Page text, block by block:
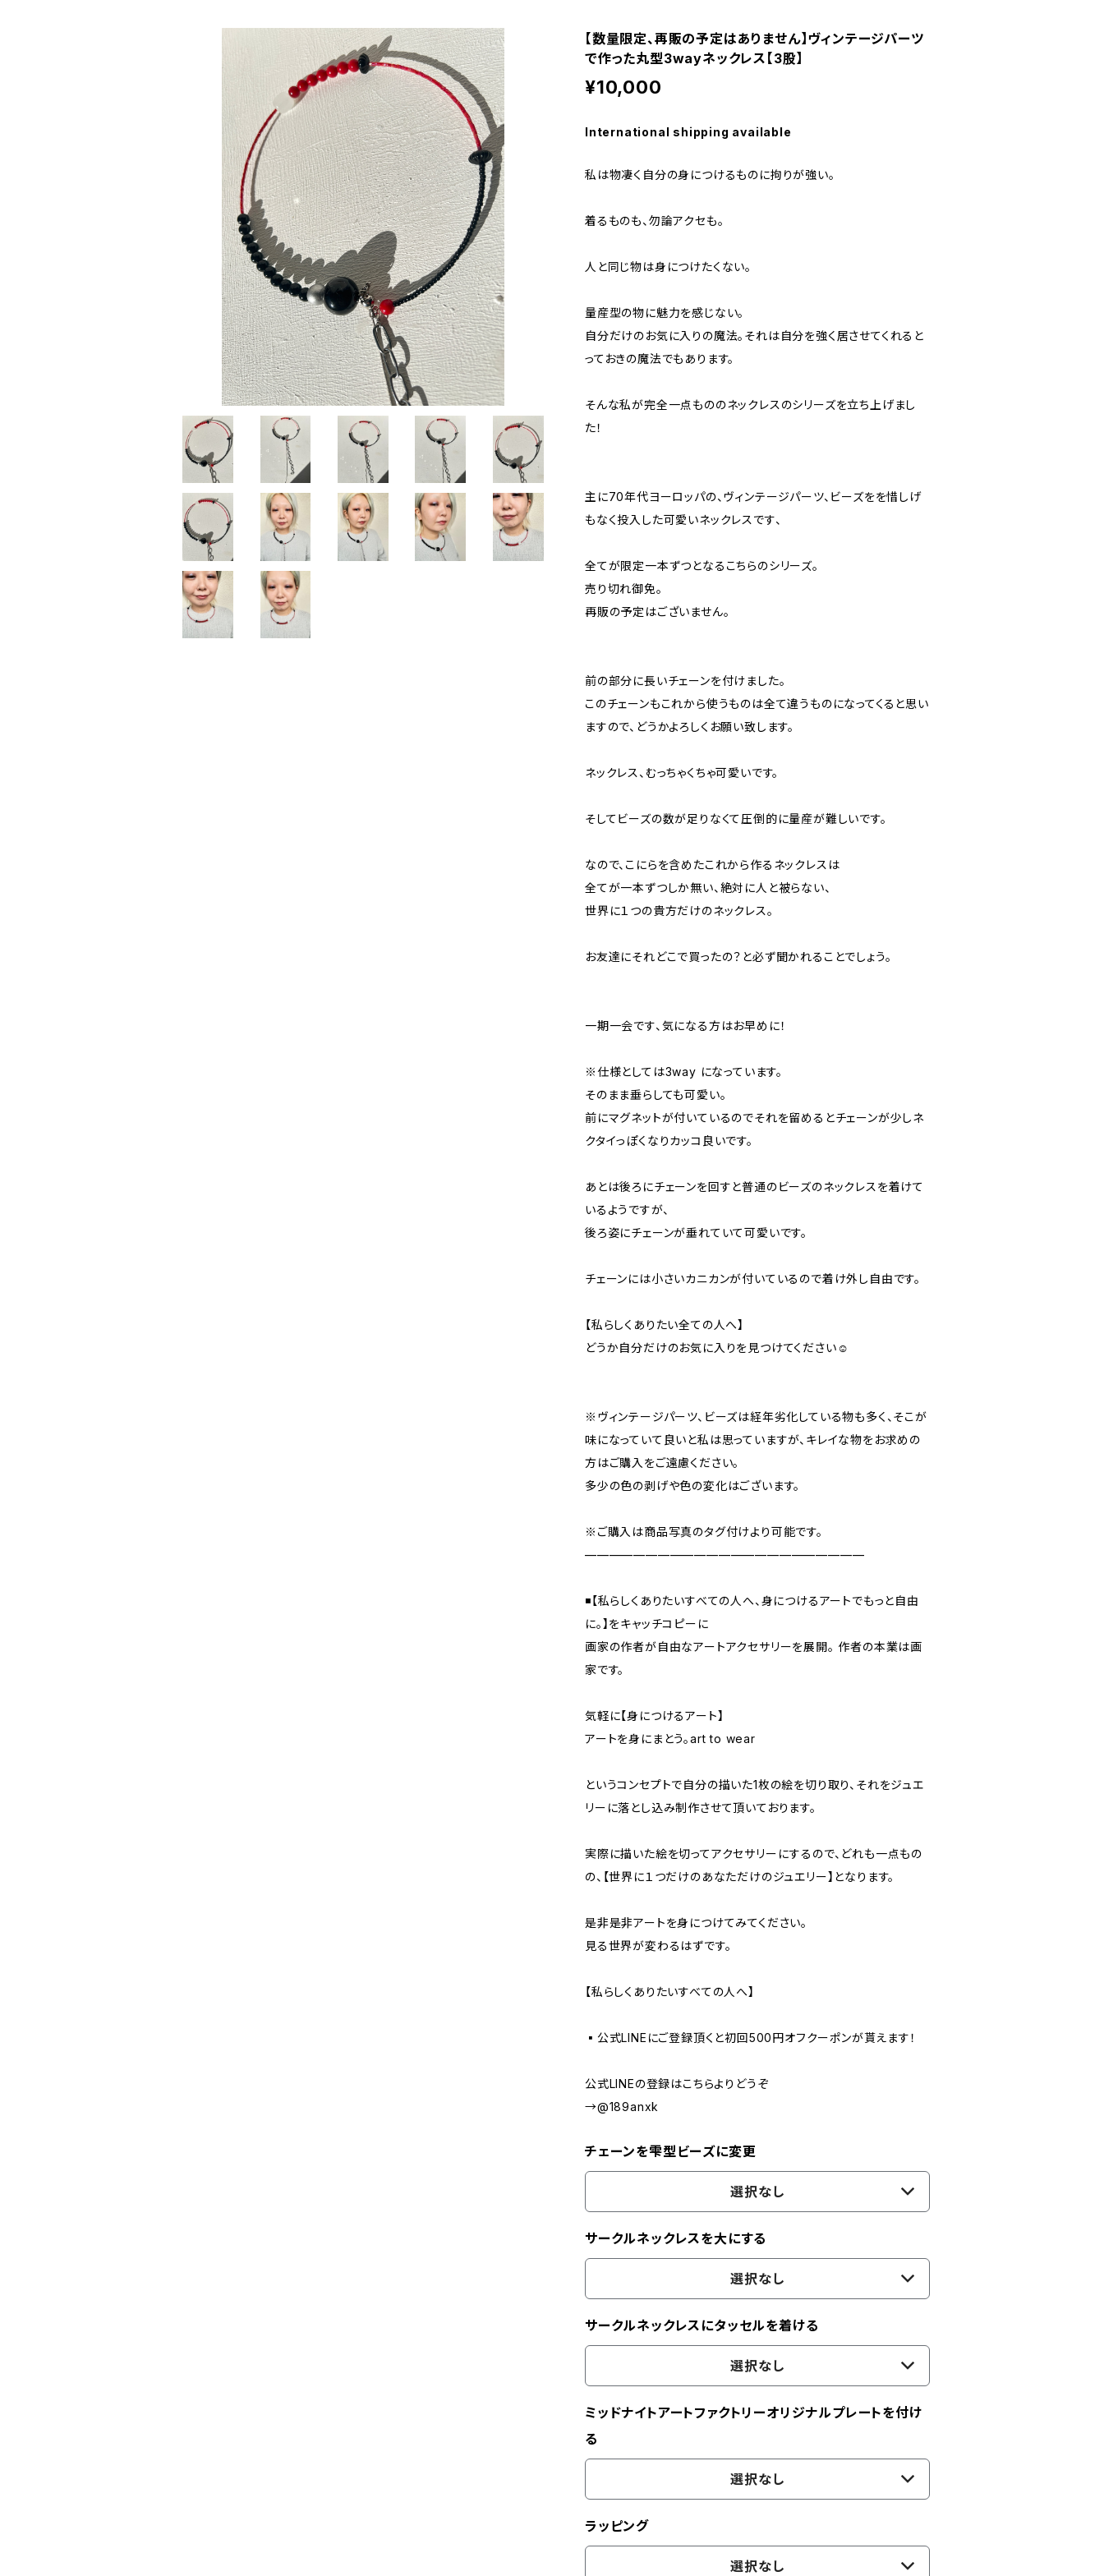
【数量限定、再販の予定はありません】ヴィンテージパーツ
で作った丸型3wayネックレス【3股】
¥10,000
International shipping available
私は物凄く自分の身につけるものに拘りが強い。
着るものも、勿論アクセも。
人と同じ物は身につけたくない。
量産型の物に魅力を感じない。
自分だけのお気に入りの魔法。それは自分を強く居させてくれると
っておきの魔法でもあります。
そんな私が完全一点もののネックレスのシリーズを立ち上げまし
た！
主に70年代ヨーロッパの、ヴィンテージパーツ、ビーズをを惜しげ
もなく投入した可愛いネックレスです、
全てが限定一本ずつとなるこちらのシリーズ。
売り切れ御免。
再販の予定はございません。
前の部分に長いチェーンを付けました。
このチェーンもこれから使うものは全て違うものになってくると思い
ますので、どうかよろしくお願い致します。
ネックレス、むっちゃくちゃ可愛いです。
そしてビーズの数が足りなくて圧倒的に量産が難しいです。
なので、こにらを含めたこれから作るネックレスは
全てが一本ずつしか無い、絶対に人と被らない、
世界に１つの貴方だけのネックレス。
お友達にそれどこで買ったの？と必ず聞かれることでしょう。
一期一会です、気になる方はお早めに！
※仕様としては3way になっています。
そのまま垂らしても可愛い。
前にマグネットが付いているのでそれを留めるとチェーンが少しネ
クタイっぽくなりカッコ良いです。
あとは後ろにチェーンを回すと普通のビーズのネックレスを着けて
いるようですが、
後ろ姿にチェーンが垂れていて可愛いです。
チェーンには小さいカニカンが付いているので着け外し自由です。
【私らしくありたい全ての人へ】
どうか自分だけのお気に入りを見つけてください☺️
※ヴィンテージパーツ、ビーズは経年劣化している物も多く、そこが
味になっていて良いと私は思っていますが、キレイな物をお求めの
方はご購入をご遠慮ください。
多少の色の剥げや色の変化はございます。
※ご購入は商品写真のタグ付けより可能です。
———————————————————————
◾️【私らしくありたいすべての人へ、身につけるアートでもっと自由
に。】をキャッチコピーに
画家の作者が自由なアートアクセサリーを展開。 ︎作者の本業は画
家です。
気軽に【身につけるアート】
アートを身にまとう。art to wear
というコンセプトで自分の描いた1枚の絵を切り取り、それをジュエ
リーに落とし込み制作させて頂いております。
実際に描いた絵を切ってアクセサリーにするので、どれも一点もの
の、【世界に１つだけのあなただけのジュエリー】となります。
是非是非アートを身につけてみてください。
見る世界が変わるはずです。
【私らしくありたいすべての人へ】
▪️公式LINEにご登録頂くと初回500円オフクーポンが貰えます！
公式LINEの登録はこちらよりどうぞ
→@189anxk
チェーンを雫型ビーズに変更
選択なし
サークルネックレスを大にする
選択なし
サークルネックレスにタッセルを着ける
選択なし
ミッドナイトアートファクトリーオリジナルプレートを付け
る
選択なし
ラッピング
選択なし